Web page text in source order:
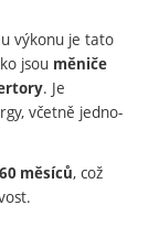
výkonu je tato
jsou měniče
. Je
včetně jedno-
měsíců, což